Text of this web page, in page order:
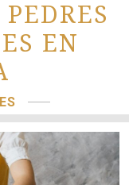
EN